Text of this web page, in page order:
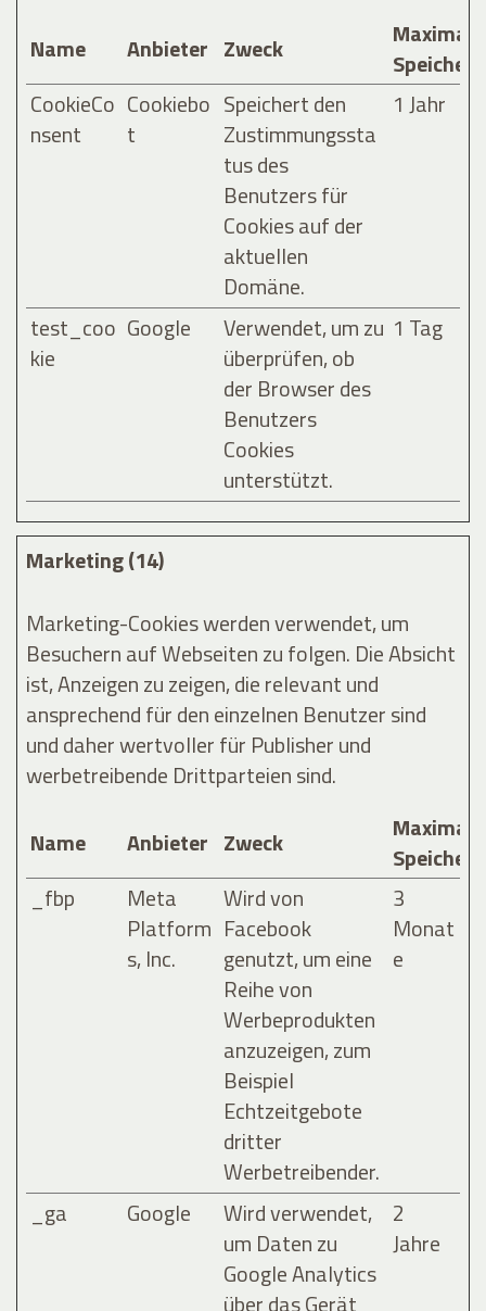
Name
Anbieter Zweck
Maximale
CookieCo
nsent
Cookiebo
t
Speichert den
Zustimmungssta
tus des
Benutzers für
Cookies auf der
aktuellen
Domäne.
1 Jahr
test_coo
kie
Google
Verwendet, um zu
überprüfen, ob
der Browser des
Benutzers
Cookies
unterstützt.
1 Tag
Marketing (14)
Marketing-Cookies werden verwendet, um
Besuchern auf Webseiten zu folgen. Die Absicht
ist, Anzeigen zu zeigen, die relevant und
ansprechend für den einzelnen Benutzer sind
und daher wertvoller für Publisher und
werbetreibende Drittparteien sind.
Name
Anbieter Zweck
Maximale
_fbp
Meta
Platform
s, Inc.
Wird von
Facebook
genutzt, um eine
Reihe von
Werbeprodukten
anzuzeigen, zum
Beispiel
Echtzeitgebote
dritter
Werbetreibender.
3
Monat
e
_ga Google
Wird verwendet,
um Daten zu
Google Analytics
über das Gerät
2
Jahre